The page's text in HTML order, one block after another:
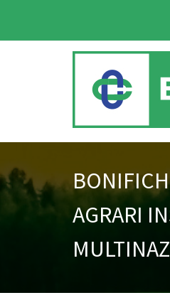
AGRARI